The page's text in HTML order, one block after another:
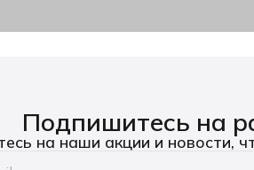
Подпишитесь на
на наши акции и новости,